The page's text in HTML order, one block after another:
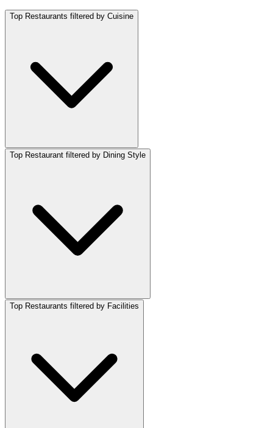
Top Restaurants filtered by Cuisine
Top Restaurant filtered by Dining Style
Top Restaurants filtered by Facilities